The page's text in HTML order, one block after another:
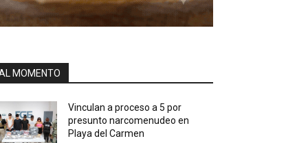
MOMENTO
Vinculan a proceso a 5 por
presunto narcomenudeo en
Playa del Carmen